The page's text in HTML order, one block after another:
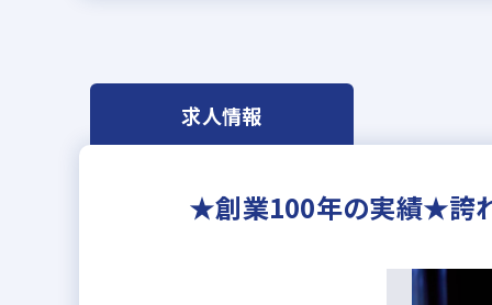
求人情報
★創業100年の実績★誇